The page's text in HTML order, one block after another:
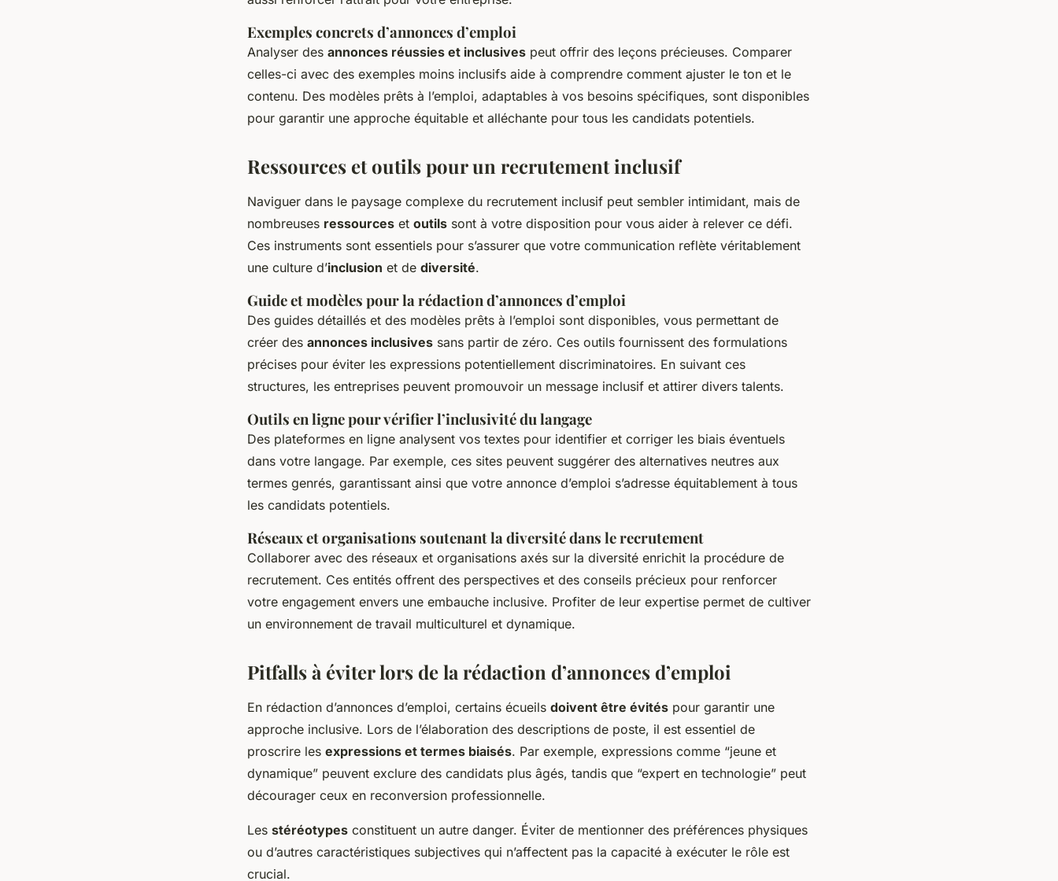
Exemples concrets d’annonces d’emploi
Analyser des annonces réussies et inclusives peut offrir des leçons précieuses. Comparer
celles-ci avec des exemples moins inclusifs aide à comprendre comment ajuster le ton et le
contenu. Des modèles prêts à l’emploi, adaptables à vos besoins spécifiques, sont disponibles
pour garantir une approche équitable et alléchante pour tous les candidats potentiels.
Ressources et outils pour un recrutement inclusif
Naviguer dans le paysage complexe du recrutement inclusif peut sembler intimidant, mais de
nombreuses ressources et outils sont à votre disposition pour vous aider à relever ce défi.
Ces instruments sont essentiels pour s’assurer que votre communication reflète véritablement
une culture d’inclusion et de diversité.
Guide et modèles pour la rédaction d’annonces d’emploi
Des guides détaillés et des modèles prêts à l’emploi sont disponibles, vous permettant de
créer des annonces inclusives sans partir de zéro. Ces outils fournissent des formulations
précises pour éviter les expressions potentiellement discriminatoires. En suivant ces
structures, les entreprises peuvent promouvoir un message inclusif et attirer divers talents.
Outils en ligne pour vérifier l’inclusivité du langage
Des plateformes en ligne analysent vos textes pour identifier et corriger les biais éventuels
dans votre langage. Par exemple, ces sites peuvent suggérer des alternatives neutres aux
termes genrés, garantissant ainsi que votre annonce d’emploi s’adresse équitablement à tous
les candidats potentiels.
Réseaux et organisations soutenant la diversité dans le recrutement
Collaborer avec des réseaux et organisations axés sur la diversité enrichit la procédure de
recrutement. Ces entités offrent des perspectives et des conseils précieux pour renforcer
votre engagement envers une embauche inclusive. Profiter de leur expertise permet de cultiver
un environnement de travail multiculturel et dynamique.
Pitfalls à éviter lors de la rédaction d’annonces d’emploi
En rédaction d’annonces d’emploi, certains écueils doivent être évités pour garantir une
approche inclusive. Lors de l’élaboration des descriptions de poste, il est essentiel de
proscrire les expressions et termes biaisés. Par exemple, expressions comme “jeune et
dynamique” peuvent exclure des candidats plus âgés, tandis que “expert en technologie” peut
décourager ceux en reconversion professionnelle.
Les stéréotypes constituent un autre danger. Éviter de mentionner des préférences physiques
ou d’autres caractéristiques subjectives qui n’affectent pas la capacité à exécuter le rôle est
crucial.